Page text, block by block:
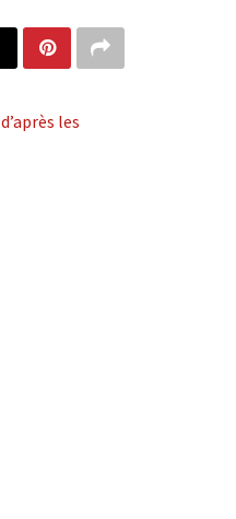
d’après les